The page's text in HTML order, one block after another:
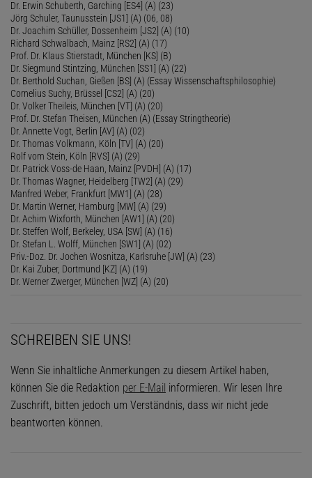
Dr. Erwin Schuberth, Garching [ES4] (A) (23)
Jörg Schuler, Taunusstein [JS1] (A) (06, 08)
Dr. Joachim Schüller, Dossenheim [JS2] (A) (10)
Richard Schwalbach, Mainz [RS2] (A) (17)
Prof. Dr. Klaus Stierstadt, München [KS] (B)
Dr. Siegmund Stintzing, München [SS1] (A) (22)
Dr. Berthold Suchan, Gießen [BS] (A) (Essay Wissenschaftsphilosophie)
Cornelius Suchy, Brüssel [CS2] (A) (20)
Dr. Volker Theileis, München [VT] (A) (20)
Prof. Dr. Stefan Theisen, München (A) (Essay Stringtheorie)
Dr. Annette Vogt, Berlin [AV] (A) (02)
Dr. Thomas Volkmann, Köln [TV] (A) (20)
Rolf vom Stein, Köln [RVS] (A) (29)
Dr. Patrick Voss-de Haan, Mainz [PVDH] (A) (17)
Dr. Thomas Wagner, Heidelberg [TW2] (A) (29)
Manfred Weber, Frankfurt [MW1] (A) (28)
Dr. Martin Werner, Hamburg [MW] (A) (29)
Dr. Achim Wixforth, München [AW1] (A) (20)
Dr. Steffen Wolf, Berkeley, USA [SW] (A) (16)
Dr. Stefan L. Wolff, München [SW1] (A) (02)
Priv.-Doz. Dr. Jochen Wosnitza, Karlsruhe [JW] (A) (23)
Dr. Kai Zuber, Dortmund [KZ] (A) (19)
Dr. Werner Zwerger, München [WZ] (A) (20)
SCHREIBEN SIE UNS!
Wenn Sie inhaltliche Anmerkungen zu diesem Artikel haben,
können Sie die Redaktion per E-Mail informieren. Wir lesen Ihre
Zuschrift, bitten jedoch um Verständnis, dass wir nicht jede
beantworten können.